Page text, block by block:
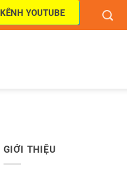
KÊNH YOUTUBE
GIỚI THIỆU